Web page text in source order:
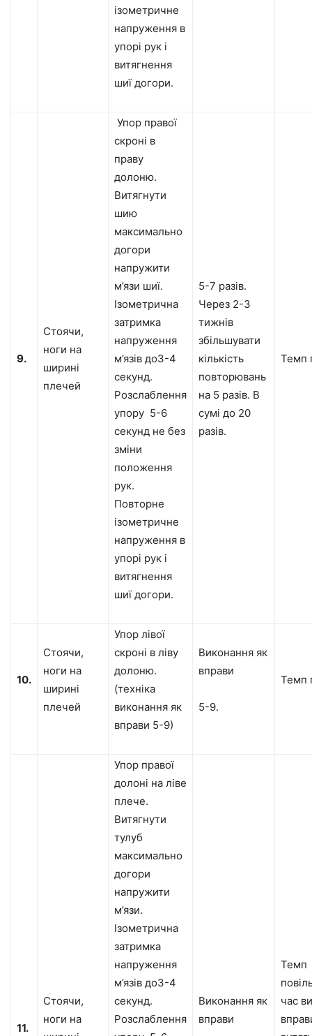
ізометричне
напруження в
упорі рук і
витягнення
шиї догори.
9.
Стоячи,
ноги на
ширині
плечей
Упор правої
скроні в
праву
долоню.
Витягнути
шию
максимально
догори
напружити
м’язи шиї.
Ізометрична
затримка
напруження
м’язів до3-4
секунд.
Розслаблення
упору 5-6
секунд не без
зміни
положення
рук.
Повторне
ізометричне
напруження в
упорі рук і
витягнення
шиї догори.
5-7 разів.
Через 2-3
тижнів
збільшувати
кількість
повторювань
на 5 разів. В
сумі до 20
разів.
Темп
10.
Стоячи,
ноги на
ширині
плечей
Упор лівої
скроні в ліву
долоню.
(техніка
виконання як
вправи 5-9)
Виконання як
вправи
5-9.
Темп
11.
Стоячи,
ноги на
Упор правої
долоні на ліве
плече.
Витягнути
тулуб
максимально
догори
напружити
м’язи.
Ізометрична
затримка
напруження
м’язів до3-4
секунд.
Розслаблення
Виконання як
вправи
Темп
час